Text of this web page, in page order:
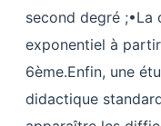
second degré
exponentiel à
6ème.Enfin, une
didactique